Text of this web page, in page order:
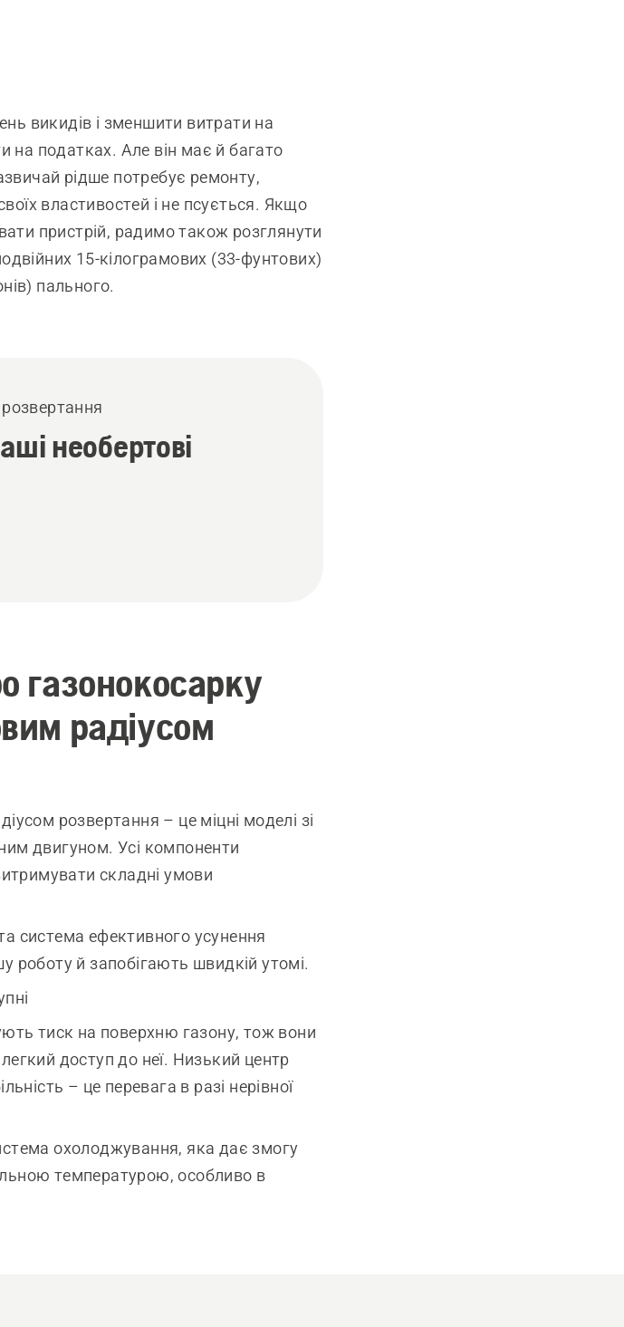
викидів і зменшити витрати на
податках. Але він має й багато
рідше потребує ремонту,
властивостей і не псується. Якщо
пристрій, радимо також розглянути
15-кілограмових (33-фунтових)
пального.
необертові
газонокосарку
радіусом
розвертання – це міцні моделі зі
двигуном. Усі компоненти
складні умови
система ефективного усунення
роботу й запобігають швидкій утомі.
тиск на поверхню газону, тож вони
доступ до неї. Низький центр
– це перевага в разі нерівної
охолоджування, яка дає змогу
температурою, особливо в